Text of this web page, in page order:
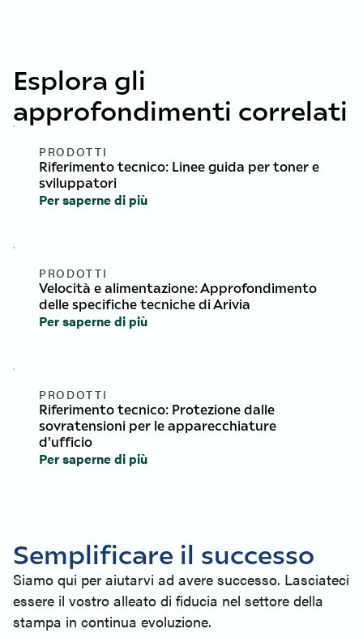
Esplora gli
approfondimenti correlati
PRODOTTI
Riferimento tecnico: Linee guida per toner e
sviluppatori
Per saperne di più
PRODOTTI
Velocità e alimentazione: Approfondimento
delle specifiche tecniche di Arivia
Per saperne di più
PRODOTTI
Riferimento tecnico: Protezione dalle
sovratensioni per le apparecchiature
d'ufficio
Per saperne di più
Semplificare il successo
Siamo qui per aiutarvi ad avere successo. Lasciateci
essere il vostro alleato di fiducia nel settore della
stampa in continua evoluzione.